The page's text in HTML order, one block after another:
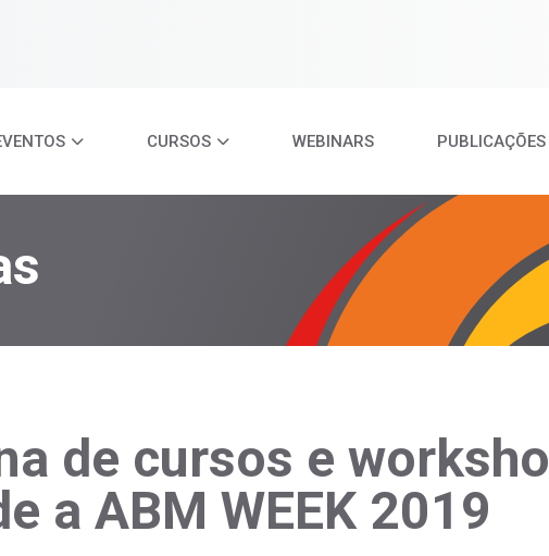
CURSOS WEBINARS PUBLICAÇÕES
de cursos e
a ABM WEEK 2019